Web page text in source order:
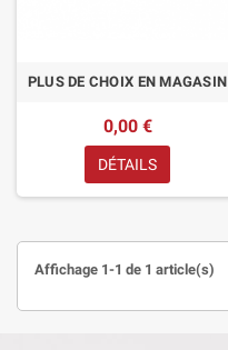
PLUS DE CHOIX EN MAGASIN
0,00 €
DÉTAILS
Affichage 1-1 de 1 article(s)